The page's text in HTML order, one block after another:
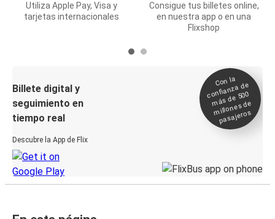
Utiliza Apple Pay, Visa y
tarjetas internacionales
Consigue tus billetes online,
en nuestra app o en una
Flixshop
Billete digital y
seguimiento en
tiempo real
Descubre la App de Flix
Con la
confianza de
más de 500
millones de
pasajeros